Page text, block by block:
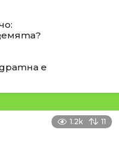
е
1.2k 11